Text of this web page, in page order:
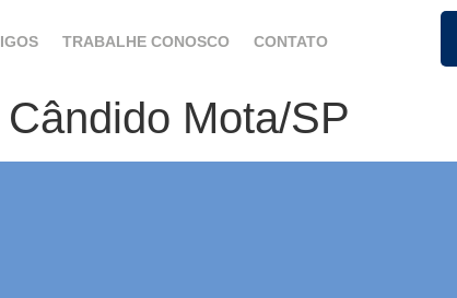
TRABALHE CONOSCO CONTATO
Mota/SP